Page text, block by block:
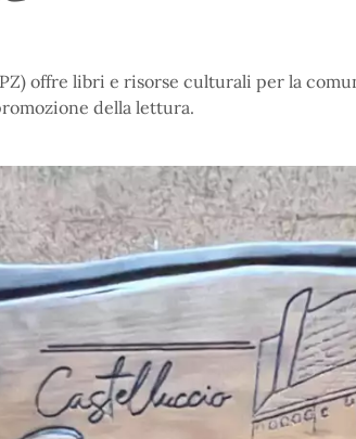
offre libri e risorse culturali per la
della lettura.